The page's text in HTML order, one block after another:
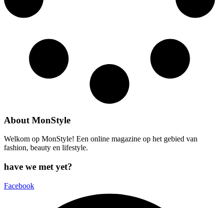
About MonStyle
Welkom op MonStyle! Een online magazine op het gebied van
fashion, beauty en lifestyle.
have we met yet?
Facebook